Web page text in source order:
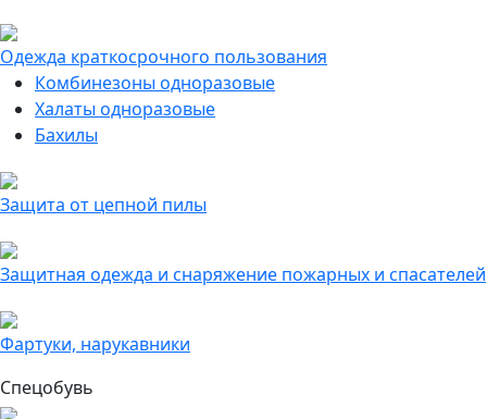
Одежда краткосрочного пользования
Комбинезоны одноразовые
Халаты одноразовые
Бахилы
Защита от цепной пилы
Защитная одежда и снаряжение пожарных и спасателей
Фартуки, нарукавники
Спецобувь